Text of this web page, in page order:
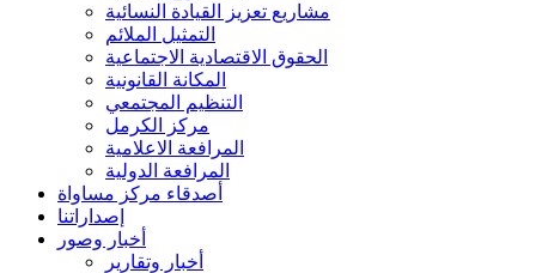
مشاريع تعزيز القيادة النسائية
التمثيل الملائم
الحقوق الاقتصادية الاجتماعية
المكانة القانونية
التنظيم المجتمعي
مركز الكرمل
المرافعة الاعلامية
المرافعة الدولية
أصدقاء مركز مساواة
إصداراتنا
أخبار وصور
أخبار وتقارير